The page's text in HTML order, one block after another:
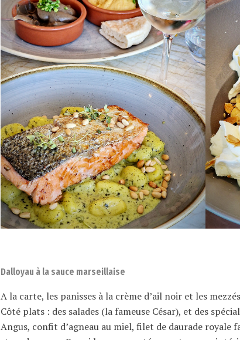
Dalloyau à la sauce marseillaise
A la carte, les panisses à la crème d’ail noir et les
Côté plats : des salades (la fameuse César), et des
Angus, confit d’agneau au miel, filet de daurade royale